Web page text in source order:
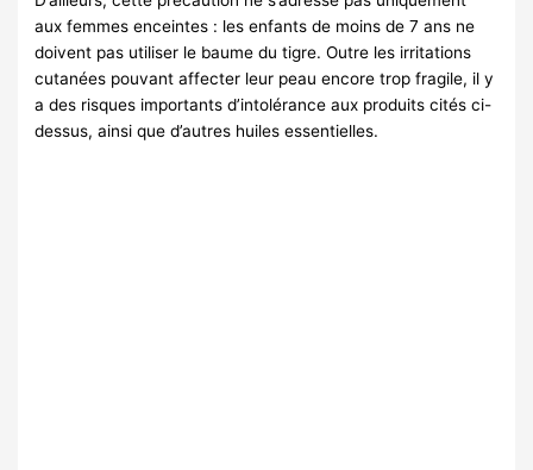
aux femmes enceintes : les enfants de moins de 7 ans ne
doivent pas utiliser le baume du tigre. Outre les irritations
cutanées pouvant affecter leur peau encore trop fragile, il y
a des risques importants d’intolérance aux produits cités ci-
dessus, ainsi que d’autres huiles essentielles.